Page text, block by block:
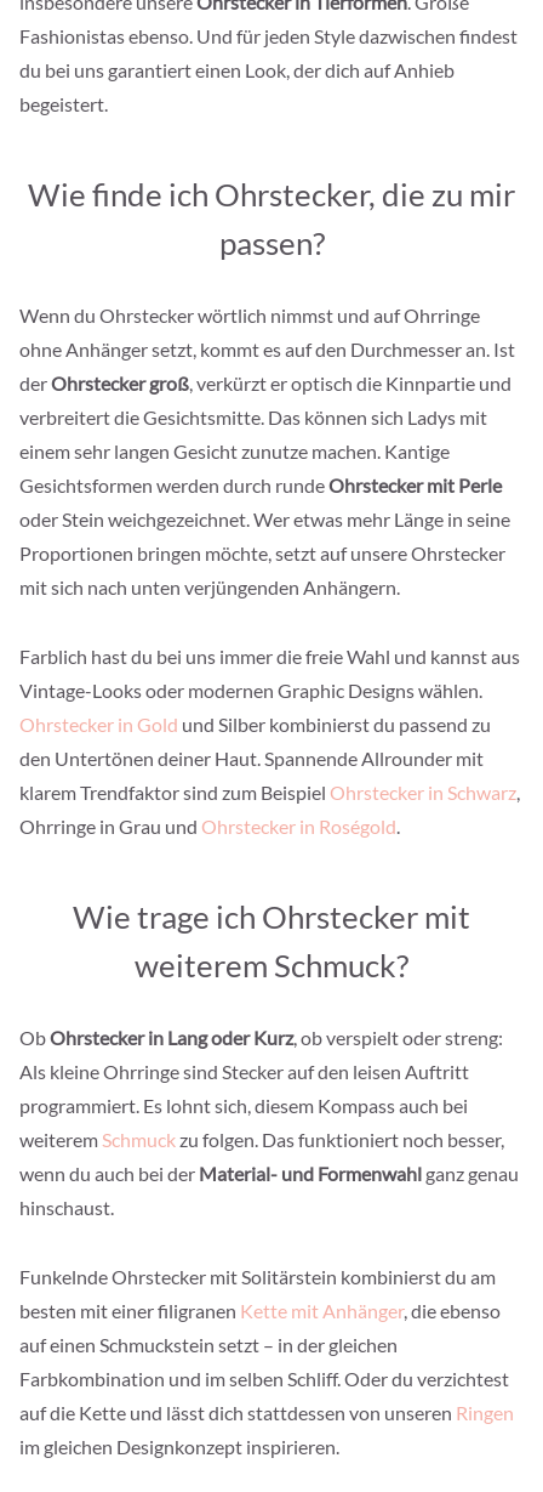
Fashionistas ebenso. Und für jeden Style dazwischen findest
du bei uns garantiert einen Look, der dich auf Anhieb
begeistert.
Wie finde ich Ohrstecker, die zu mir
passen?
Wenn du Ohrstecker wörtlich nimmst und auf Ohrringe
ohne Anhänger setzt, kommt es auf den Durchmesser an. Ist
derOhrstecker groß, verkürzt er optisch die Kinnpartie und
verbreitert die Gesichtsmitte. Das können sich Ladys mit
einem sehr langen Gesicht zunutze machen. Kantige
Gesichtsformen werden durch rundeOhrstecker mit Perle
oder Stein weichgezeichnet. Wer etwas mehr Länge in seine
Proportionen bringen möchte, setzt auf unsere Ohrstecker
mit sich nach unten verjüngenden Anhängern.
Farblich hast du bei uns immer die freie Wahl und kannst aus
Vintage-Looks oder modernen Graphic Designs wählen.
Ohrstecker in Gold und Silber kombinierst du passend zu
den Untertönen deiner Haut. Spannende Allrounder mit
klarem Trendfaktor sind zum Beispiel Ohrstecker in Schwarz,
Ohrringe in Grau und Ohrstecker in Roségold.
Wie trage ich Ohrstecker mit
weiterem Schmuck?
ObOhrstecker in Lang oder Kurz, ob verspielt oder streng:
Als kleine Ohrringe sind Stecker auf den leisen Auftritt
programmiert. Es lohnt sich, diesem Kompass auch bei
weiteremSchmuckzu folgen. Das funktioniert noch besser,
wenn du auch bei der Material- und Formenwahl ganz genau
hinschaust.
Funkelnde Ohrstecker mit Solitärstein kombinierst du am
besten mit einer filigranen Kette mit Anhänger, die ebenso
auf einen Schmuckstein setzt – in der gleichen
Farbkombination und im selben Schliff. Oder du verzichtest
auf die Kette und lässt dich stattdessen von unseren Ringen
im gleichen Designkonzept inspirieren.